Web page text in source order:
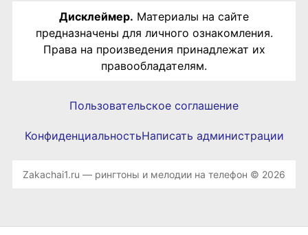
Дисклеймер. Материалы на сайте
предназначены для личного ознакомления.
Права на произведения принадлежат их
правообладателям.
Пользовательское соглашение
КонфиденциальностьНаписать администрации
Zakachai1.ru — рингтоны и мелодии на телефон © 2026